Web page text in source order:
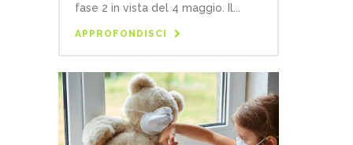
fase 2 in vista del 4 maggio. Il...
APPROFONDISCI